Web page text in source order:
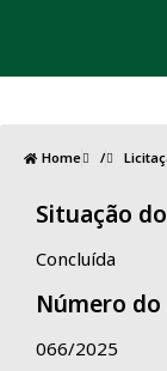
Home /
Situação
Concluída
Número do
066/2025